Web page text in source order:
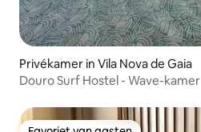
Privékamer in Vila Nova de Gaia
Douro Surf Hostel - Wave-kamer